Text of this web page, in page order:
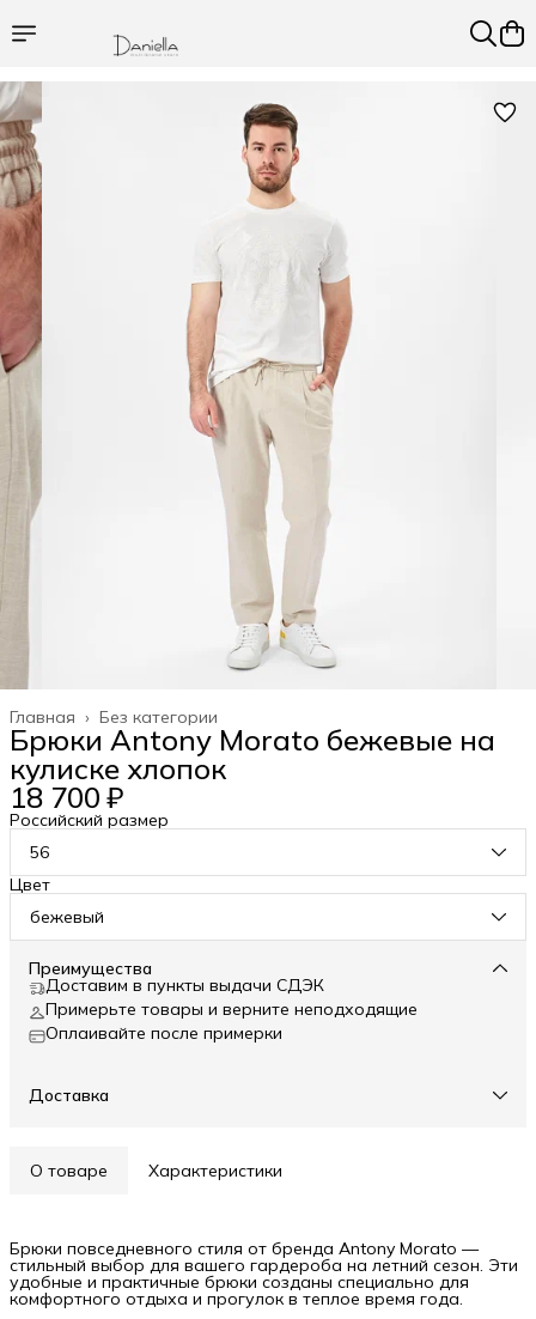
Без категории
Главная ›
Брюки Antony Morato бежевые на
кулиске хлопок
18 700 ₽
Российский размер
56
Цвет
бежевый
Преимущества
Доставим в пункты выдачи СДЭК
Примерьте товары и верните неподходящие
Оплаивайте после примерки
Доставка
О товаре Характеристики
Брюки повседневного стиля от бренда Antony Morato —
стильный выбор для вашего гардероба на летний сезон. Эти
удобные и практичные брюки созданы специально для
комфортного отдыха и прогулок в теплое время года.